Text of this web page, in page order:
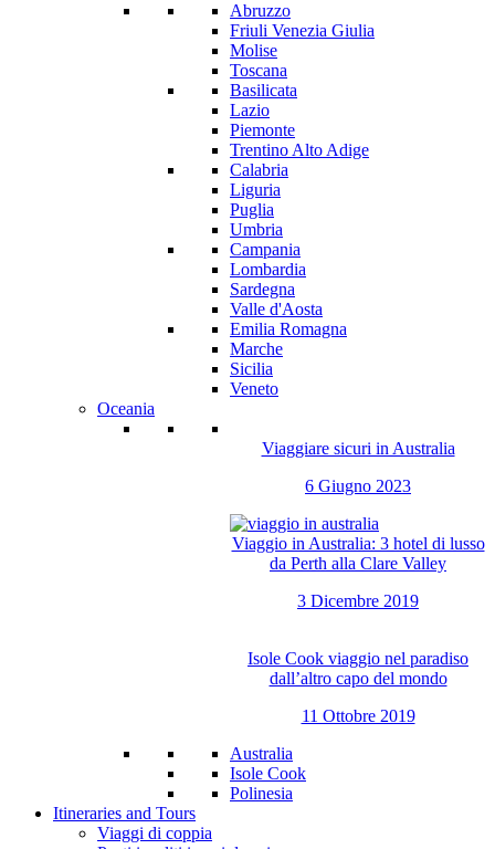
Abruzzo
Friuli Venezia Giulia
Molise
Toscana
Basilicata
Lazio
Piemonte
Trentino Alto Adige
Calabria
Liguria
Puglia
Umbria
Campania
Lombardia
Sardegna
Valle d'Aosta
Emilia Romagna
Marche
Sicilia
Veneto
Oceania
Viaggiare sicuri in Australia
6 Giugno 2023
Viaggio in Australia: 3 hotel di lusso
da Perth alla Clare Valley
3 Dicembre 2019
Isole Cook viaggio nel paradiso
dall’altro capo del mondo
11 Ottobre 2019
Australia
Isole Cook
Polinesia
Itineraries and Tours
Viaggi di coppia